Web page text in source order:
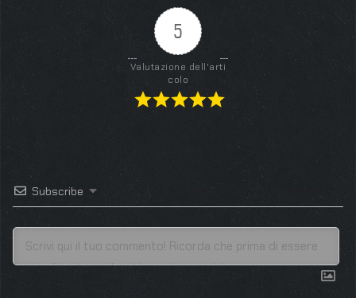
5
Valutazione dell'arti
colo
Subscribe